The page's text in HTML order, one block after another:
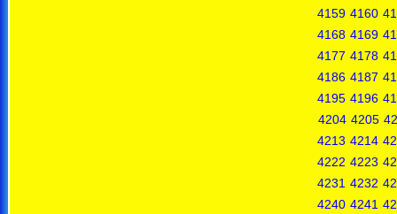
4159 4160
4168 4169
4177 4178
4186 4187
4195 4196
4204 4205
4213 4214
4222 4223
4231 4232
4240 4241